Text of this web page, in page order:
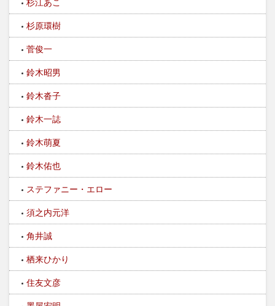
杉江あこ
杉原環樹
菅俊一
鈴木昭男
鈴木沓子
鈴木一誌
鈴木萌夏
鈴木佑也
ステファニー・エロー
須之内元洋
角井誠
栖来ひかり
住友文彦